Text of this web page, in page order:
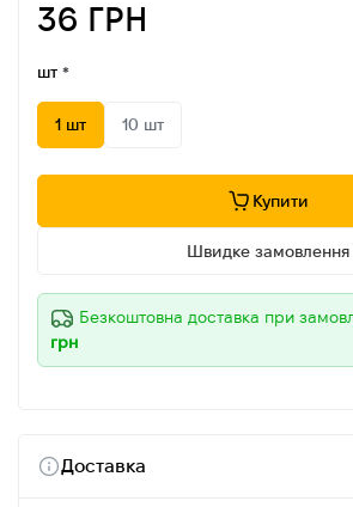
36 ГРН
шт
1 шт 10 шт
Купити
Швидке замовлення
Безкоштовна доставка при
грн
Доставка